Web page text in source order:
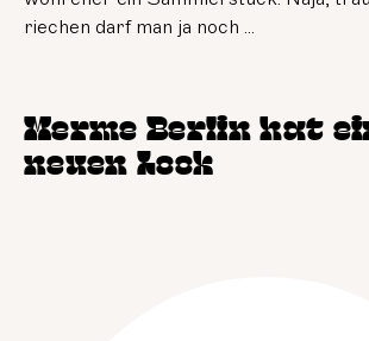
riechen darf man ja noch ...
Merme Berlin hat
neuen Look